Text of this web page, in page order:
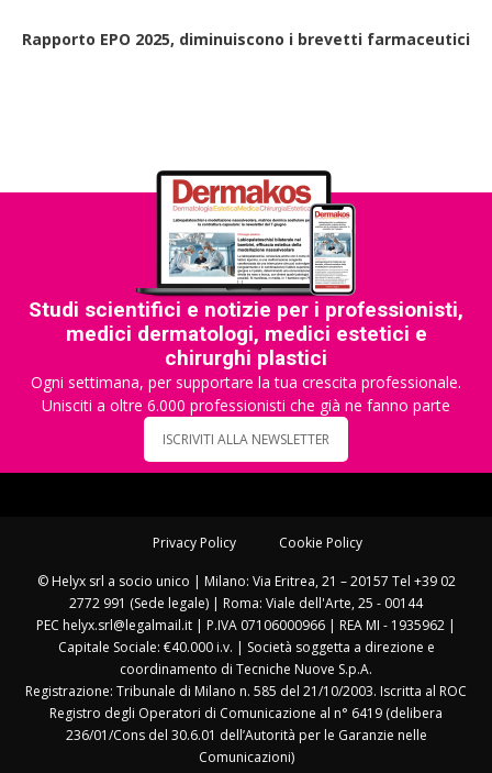
Rapporto EPO 2025, diminuiscono i brevetti farmaceutici
Studi scientifici e notizie per i professionisti,
medici dermatologi, medici estetici e
chirurghi plastici
Ogni settimana, per supportare la tua crescita professionale.
Unisciti a oltre 6.000 professionisti che già ne fanno parte
ISCRIVITI ALLA NEWSLETTER
Privacy Policy Cookie Policy
© Helyx srl a socio unico | Milano: Via Eritrea, 21 – 20157 Tel +39 02
2772 991 (Sede legale) | Roma: Viale dell'Arte, 25 - 00144
PEC helyx.srl@legalmail.it | P.IVA 07106000966 | REA MI - 1935962 |
Capitale Sociale: €40.000 i.v. | Società soggetta a direzione e
coordinamento di Tecniche Nuove S.p.A.
Registrazione: Tribunale di Milano n. 585 del 21/10/2003. Iscritta al ROC
Registro degli Operatori di Comunicazione al n° 6419 (delibera
236/01/Cons del 30.6.01 dell’Autorità per le Garanzie nelle
Comunicazioni)